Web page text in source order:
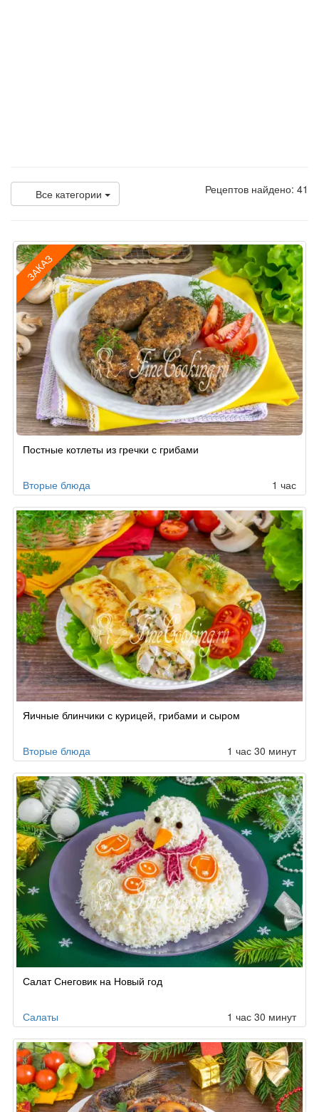
Все категории Рецептов найдено: 41
ЗАКАЗ
поПостные котлеты из гречки с грибами
Вторые блюда 1 час
Яичные блинчики с курицей, грибами и сыром
Вторые блюда 1 час 30 минут
Салат Снеговик на Новый год
Салаты 1 час 30 минут